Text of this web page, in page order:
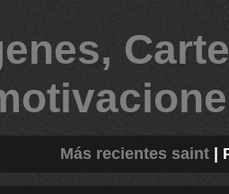
Más recientes saint|